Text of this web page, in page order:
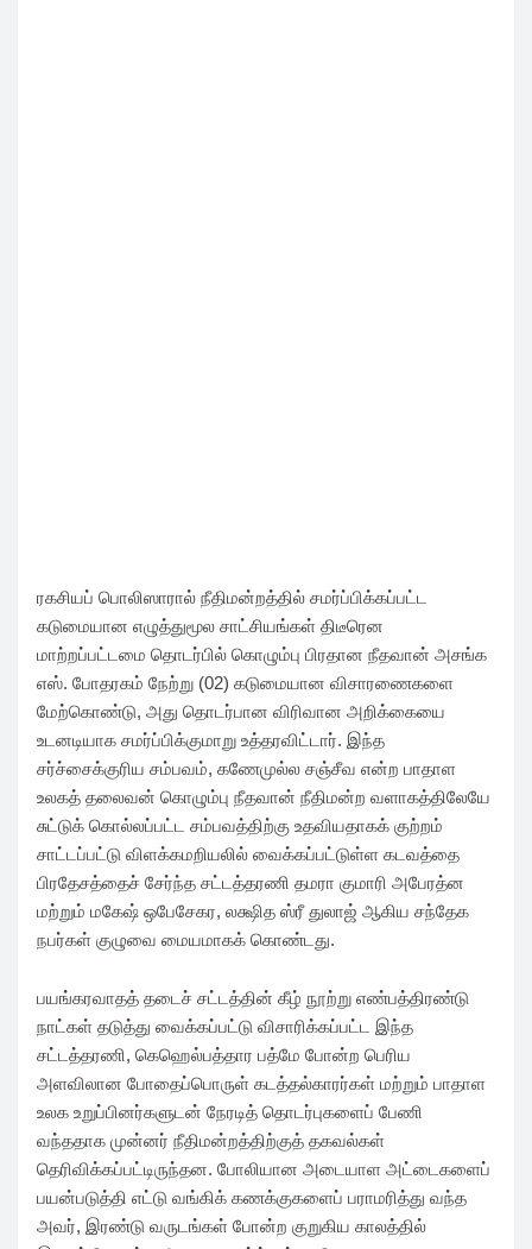
ரகசியப் பொலிஸாரால் நீதிமன்றத்தில் சமர்ப்பிக்கப்பட்ட
கடுமையான எழுத்துமூல சாட்சியங்கள் திடீரென
மாற்றப்பட்டமை தொடர்பில் கொழும்பு பிரதான நீதவான் அசங்க
எஸ். போதரகம் நேற்று (02) கடுமையான விசாரணைகளை
மேற்கொண்டு, அது தொடர்பான விரிவான அறிக்கையை
உடனடியாக சமர்ப்பிக்குமாறு உத்தரவிட்டார். இந்த
சர்ச்சைக்குரிய சம்பவம், கணேமுல்ல சஞ்சீவ என்ற பாதாள
உலகத் தலைவன் கொழும்பு நீதவான் நீதிமன்ற வளாகத்திலேயே
சுட்டுக் கொல்லப்பட்ட சம்பவத்திற்கு உதவியதாகக் குற்றம்
சாட்டப்பட்டு விளக்கமறியலில் வைக்கப்பட்டுள்ள கடவத்தை
பிரதேசத்தைச் சேர்ந்த சட்டத்தரணி தமரா குமாரி அபேரத்ன
மற்றும் மகேஷ் ஒபேசேகர, லக்ஷித ஸ்ரீ துலாஜ் ஆகிய சந்தேக
நபர்கள் குழுவை மையமாகக் கொண்டது.
பயங்கரவாதத் தடைச் சட்டத்தின் கீழ் நூற்று எண்பத்திரண்டு
நாட்கள் தடுத்து வைக்கப்பட்டு விசாரிக்கப்பட்ட இந்த
சட்டத்தரணி, கெஹெல்பத்தார பத்மே போன்ற பெரிய
அளவிலான போதைப்பொருள் கடத்தல்காரர்கள் மற்றும் பாதாள
உலக உறுப்பினர்களுடன் நேரடித் தொடர்புகளைப் பேணி
வந்ததாக முன்னர் நீதிமன்றத்திற்குத் தகவல்கள்
தெரிவிக்கப்பட்டிருந்தன. போலியான அடையாள அட்டைகளைப்
பயன்படுத்தி எட்டு வங்கிக் கணக்குகளைப் பராமரித்து வந்த
அவர், இரண்டு வருடங்கள் போன்ற குறுகிய காலத்தில்